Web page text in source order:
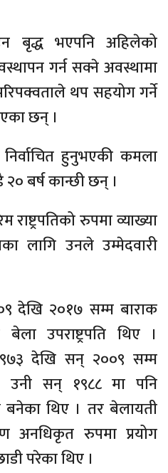
बृद्ध भएपनि अहिलेको
गर्न सक्ने अवस्थामा
थप सहयोग गर्ने
छन् ।
निर्वाचित हुनुभएकी कमला
बर्ष कान्छी छन् ।
रुपमा व्याख्या
लागि उनले उम्मेदवारी
देखि २०१७ सम्म बाराक
उपराष्ट्रपति थिए ।
देखि सन् २००९ सम्म
उनी सन् १९८८ मा पनि
बनेका थिए । तर बेलायती
अनधिकृत रुपमा प्रयोग
परेका थिए ।